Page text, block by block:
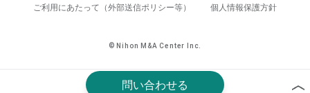
ご利用にあたって（外部送信ポリシー等）
個人情報保護方針
© Nihon M&A Center Inc.
問い合わせる